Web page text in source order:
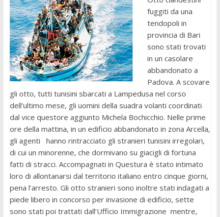
fuggiti da una
tendopoli in
provincia di Bari
sono stati trovati
in un casolare
abbandonato a
Padova. A scovare
gli otto, tutti tunisini sbarcati a Lampedusa nel corso
dell’ultimo mese, gli uomini della suadra volanti coordinati
dal vice questore aggiunto Michela Bochicchio. Nelle prime
ore della mattina, in un edificio abbandonato in zona Arcella,
gli agenti hanno rintracciato gli stranieri tunisini irregolari,
di cui un minorenne, che dormivano su giacigli di fortuna
fatti di stracci. Accompagnati in Questura è stato intimato
loro di allontanarsi dal territorio italiano entro cinque giorni,
pena l’arresto. Gli otto stranieri sono inoltre stati indagati a
piede libero in concorso per invasione di edificio, sette
sono stati poi trattati dall’Ufficio Immigrazione mentre,